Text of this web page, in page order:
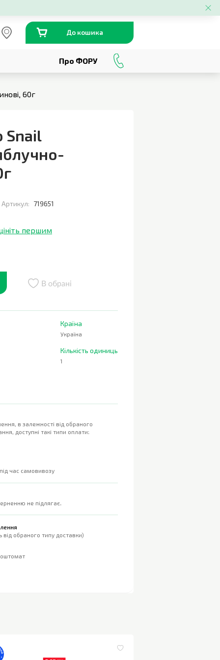
До кошика
Про ФОРУ
60г
Snail
Артикул: 719651
першим
В обрані
Країна
Україна
Кількість одиниць
1
в залежності від обраного
доступні такі типи оплати:
час самовивозу
не підлягає.
обраного типу доставки)